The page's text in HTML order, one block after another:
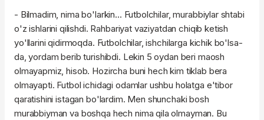
- Bilmadim, nima bo'larkin... Futbolchilar, murabbiylar shtabi
o'z ishlarini qilishdi. Rahbariyat vaziyatdan chiqib ketish
yo'llarini qidirmoqda. Futbolchilar, ishchilarga kichik bo'lsa-
da, yordam berib turishibdi. Lekin 5 oydan beri maosh
olmayapmiz, hisob. Hozircha buni hech kim tiklab bera
olmayapti. Futbol ichidagi odamlar ushbu holatga e'tibor
qaratishini istagan bo'lardim. Men shunchaki bosh
murabbiyman va boshqa hech nima qila olmayman. Bu